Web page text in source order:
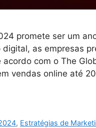
promete ser um
as empresas
com o The
vendas online até
, Estratégias de